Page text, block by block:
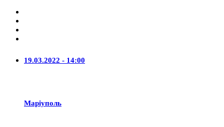
19.03.2022 - 14:00
Маріуполь